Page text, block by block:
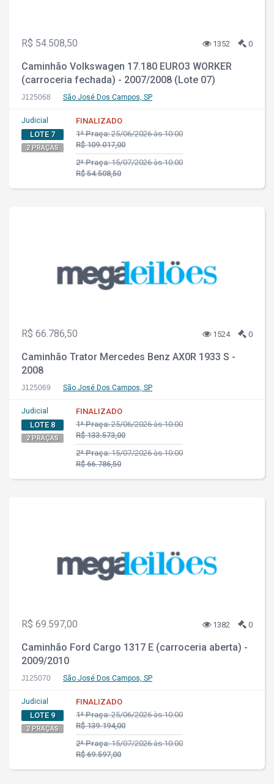
R$ 54.508,50 1352 0
Caminhão Volkswagen 17.180 EURO3 WORKER
(carroceria fechada) - 2007/2008 (Lote 07)
J125068 São José Dos Campos, SP
Judicial
LOTE 7
2 PRAÇAS
FINALIZADO
1ª Praça:25/06/2026 às 10:00
R$ 109.017,00
2ª Praça:15/07/2026 às 10:00
R$ 54.508,50
R$ 66.786,50 1524 0
Caminhão Trator Mercedes Benz AX0R 1933 S -
2008
J125069 São José Dos Campos, SP
Judicial
LOTE 8
2 PRAÇAS
FINALIZADO
1ª Praça:25/06/2026 às 10:00
R$ 133.573,00
2ª Praça:15/07/2026 às 10:00
R$ 66.786,50
R$ 69.597,00 1382 0
Caminhão Ford Cargo 1317 E (carroceria aberta) -
2009/2010
J125070 São José Dos Campos, SP
Judicial
LOTE 9
2 PRAÇAS
FINALIZADO
1ª Praça:25/06/2026 às 10:00
R$ 139.194,00
2ª Praça:15/07/2026 às 10:00
R$ 69.597,00